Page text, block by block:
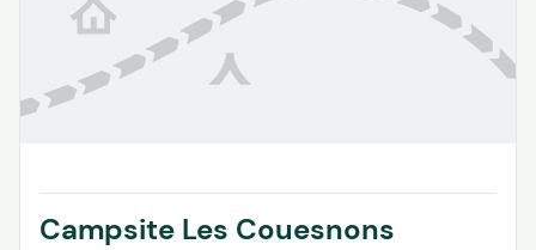
Campsite Les Couesnons